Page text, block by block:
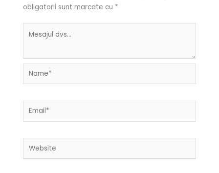
obligatorii sunt marcate cu *
Name*
Email*
Website